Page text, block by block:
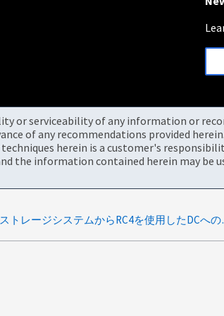
or serviceability of any information or
of any recommendations provided
herein is a customer's
information contained herein may be
7-Modeスト